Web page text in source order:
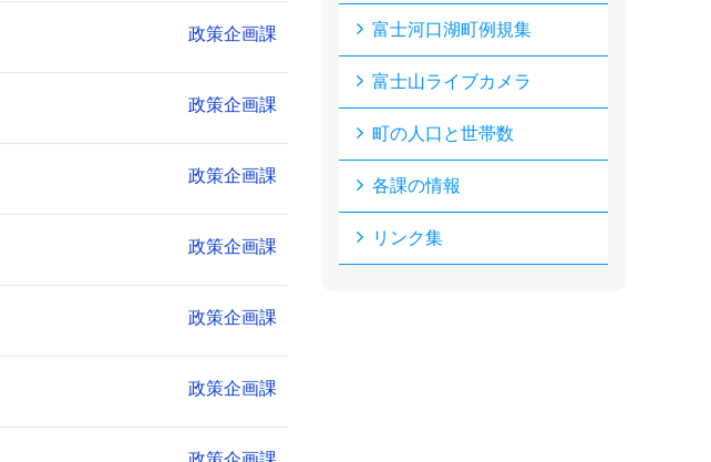
政策企画課
政策企画課
政策企画課
政策企画課
政策企画課
政策企画課
富士河口湖町例規集
富士山ライブカメラ
町の人口と世帯数
各課の情報
リンク集